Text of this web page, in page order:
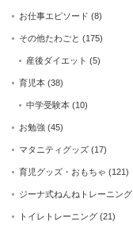
お仕事エピソード (8)
その他たわごと (175)
産後ダイエット (5)
育児本 (38)
中学受験本 (10)
お勉強 (45)
マタニティグッズ (17)
育児グッズ・おもちゃ (121)
ジーナ式ねんねトレーニング
トイレトレーニング (21)